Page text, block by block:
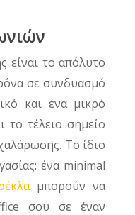
είναι το απόλυτο
σε συνδυασμό
και ένα μικρό
το τέλειο σημείο
Το ίδιο
ένα minimal
μπορούν να
σου σε έναν